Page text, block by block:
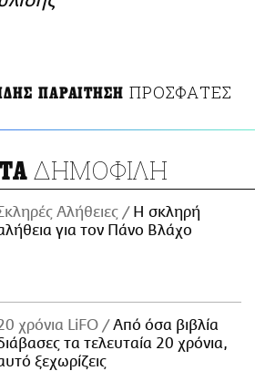
ΠΑΡΑΙΤΗΣΗ ΠΡΟΣΦΑΤΕΣ
ΔΗΜΟΦΙΛΗ
Αλήθειες
H σκληρή
για τον Πάνο Βλάχο
χρόνια LiFO
Από όσα βιβλία
τα τελευταία 20 χρόνια,
ξεχωρίζεις